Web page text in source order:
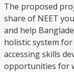
The proposed
share of NEET
and help
holistic system
accessing skills
opportunities for